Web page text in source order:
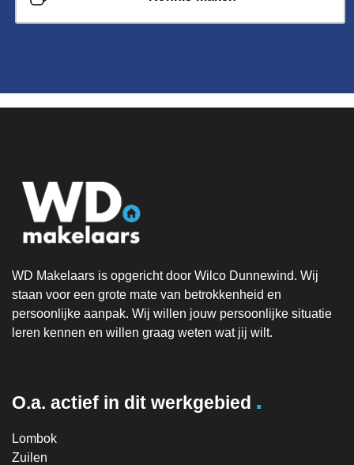
WD Makelaars is opgericht door Wilco Dunnewind. Wij
staan voor een grote mate van betrokkenheid en
persoonlijke aanpak. Wij willen jouw persoonlijke situatie
leren kennen en willen graag weten wat jij wilt.
O.a. actief in dit werkgebied .
Lombok
Zuilen